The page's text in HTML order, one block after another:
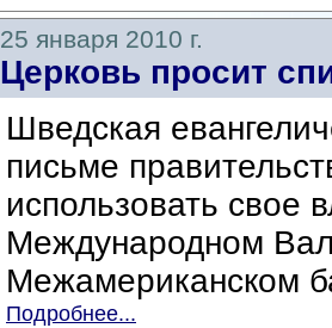
25 января 2010 г.
Церковь просит
Шведская
письме
использовать свое
Международном
Межамериканском
Подробнее...